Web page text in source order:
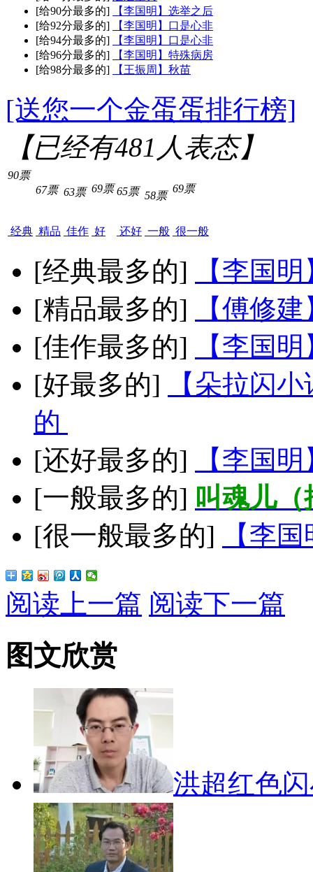
[给90分最多的]
【李国明】选举之后
[给92分最多的]
【李国明】口是心非
[给94分最多的]
【李国明】口是心非
[给96分最多的]
【李国明】特殊病房
[给98分最多的]
【王振周】秋苗
[送您一个金蛋蛋排行榜]
【已经有481 人表态】
90票
经典
67票
精品
63票
佳作
69票
好
65票
还好
58票
一般
69票
很一般
[经典最多的]
【李国
[精品最多的]
【傅修
[佳作最多的]
【李国
[好最多的]
【朵拉闪
的
[还好最多的]
【李国
[一般最多的] 叫魂儿
[很一般最多的]
【李
阅读上一篇 阅读下一篇
图文欣赏
洪超红色